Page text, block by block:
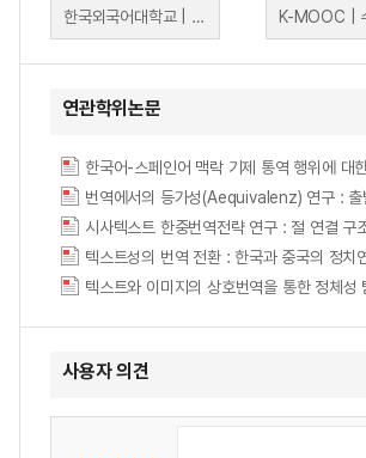
한국외국어대학교 | 김원회
연관학위논문
한국어-스페인어 맥락 기제 통역 행위에
번역에서의 등가성(Aequivalenz) 연구 :
시사텍스트 한중번역전략 연구 : 절 연
텍스트성의 번역 전환 : 한국과 중국의 정치
텍스트와 이미지의 상호번역을 통한 정
사용자 의견